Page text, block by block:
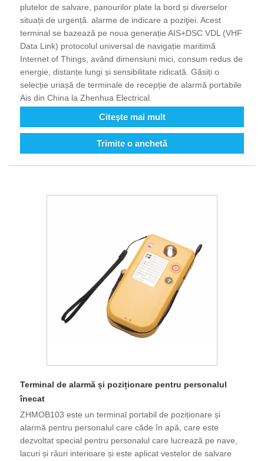
plutelor de salvare, panourilor plate la bord și diverselor
situații de urgență. alarme de indicare a poziţiei. Acest
terminal se bazează pe noua generație AIS+DSC VDL (VHF
Data Link) protocolul universal de navigație maritimă
Internet of Things, având dimensiuni mici, consum redus de
energie, distanțe lungi și sensibilitate ridicată. Găsiți o
selecție uriașă de terminale de recepție de alarmă portabile
Ais din China la Zhenhua Electrical.
Citeşte mai mult
Trimite o anchetă
Terminal de alarmă și poziționare pentru personalul
înecat
ZHMOB103 este un terminal portabil de poziționare și
alarmă pentru personalul care căde în apă, care este
dezvoltat special pentru personalul care lucrează pe nave,
lacuri și râuri interioare și este aplicat vestelor de salvare